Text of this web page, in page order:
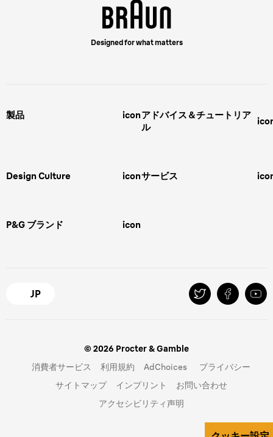
Designed for what matters
製品 icon
スキンケア
ipl脱毛
アドバイス＆チュートリア
ル
ボディグルーミング
Design Culture icon
Braun Brand & Products
サービス
P&G ブランド icon
マイレピ
JP
© 2026 Procter & Gamble
消費者サービス
利用規約 AdChoices
プライバシー
サイトマップ
インプリント
お問い合わせ
アクセシビリティ声明